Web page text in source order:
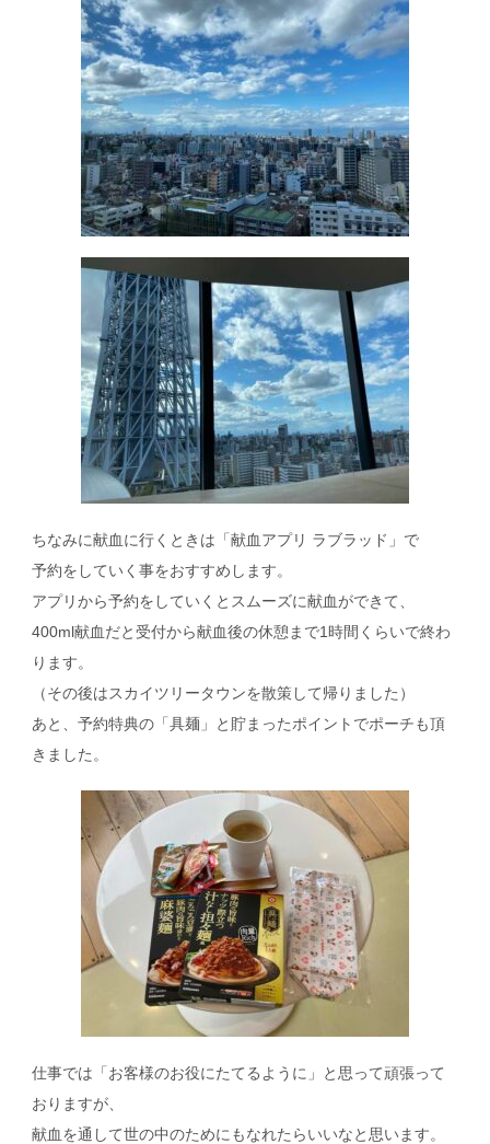
ちなみに献血に行くときは「献血アプリ ラブラッド」で
予約をしていく事をおすすめします。
アプリから予約をしていくとスムーズに献血ができて、
400ml献血だと受付から献血後の休憩まで1時間くらいで終わ
ります。
（その後はスカイツリータウンを散策して帰りました）
あと、予約特典の「具麺」と貯まったポイントでポーチも頂
きました。
仕事では「お客様のお役にたてるように」と思って頑張って
おりますが、
献血を通して世の中のためにもなれたらいいなと思います。